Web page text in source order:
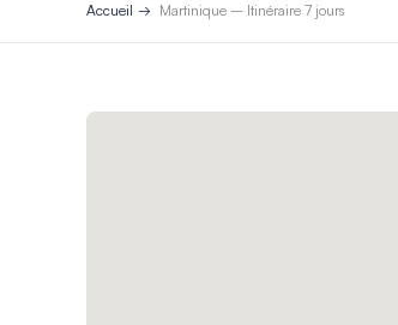
Accueil Martinique – Itinéraire 7 jours